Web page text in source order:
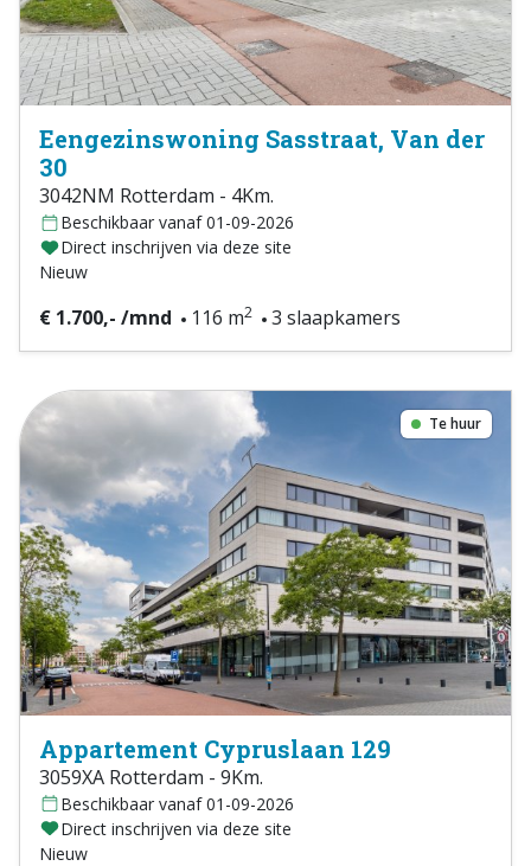
Eengezinswoning Sasstraat, Van der
30
3042NM Rotterdam - 4Km.
Beschikbaar vanaf 01-09-2026
Direct inschrijven via deze site
Nieuw
€ 1.700,- /mnd 116 m2 3 slaapkamers
Te huur
Appartement Cypruslaan 129
3059XA Rotterdam - 9Km.
Beschikbaar vanaf 01-09-2026
Direct inschrijven via deze site
Nieuw